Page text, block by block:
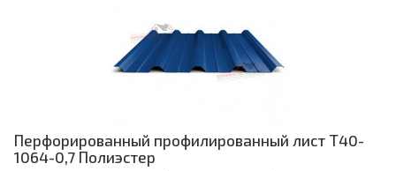
Перфорированный профилированный лист Т40-
1064-0,7 Полиэстер